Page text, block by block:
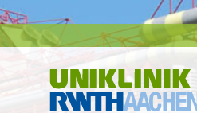
Zum Inhalt springen